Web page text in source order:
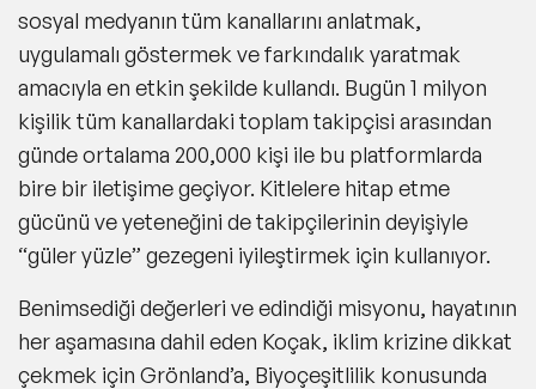
sosyal medyanın tüm kanallarını anlatmak,
uygulamalı göstermek ve farkındalık yaratmak
amacıyla en etkin şekilde kullandı. Bugün 1 milyon
kişilik tüm kanallardaki toplam takipçisi arasından
günde ortalama 200,000 kişi ile bu platformlarda
bire bir iletişime geçiyor. Kitlelere hitap etme
gücünü ve yeteneğini de takipçilerinin deyişiyle
“güler yüzle” gezegeni iyileştirmek için kullanıyor.
Benimsediği değerleri ve edindiği misyonu, hayatının
her aşamasına dahil eden Koçak, iklim krizine dikkat
çekmek için Grönland’a, Biyoçeşitlilik konusunda